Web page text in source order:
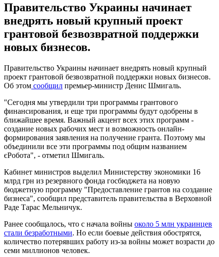
Правительство Украины начинает
внедрять новый крупный проект
грантовой безвозвратной поддержки
новых бизнесов.
Правительство Украины начинает внедрять новый крупный
проект грантовой безвозвратной поддержки новых бизнесов.
Об этом сообщил премьер-министр Денис Шмигаль.
"Сегодня мы утвердили три программы грантового
финансирования, и еще три программы будут одобрены в
ближайшее время. Важный акцент всех этих программ -
создание новых рабочих мест и возможность онлайн-
формирования заявления на получение гранта. Поэтому мы
объединили все эти программы под общим названием
єРобота", - отметил Шмигаль.
Кабинет министров выделил Министерству экономики 16
млрд грн из резервного фонда госбюджета на новую
бюджетную программу "Предоставление грантов на создание
бизнеса", сообщил представитель правительства в Верховной
Раде Тарас Мельничук.
Ранее сообщалось, что с начала войны около 5 млн украинцев
стали безработными. Но если боевые действия обострятся,
количество потерявших работу из-за войны может возрасти до
семи миллионов человек.